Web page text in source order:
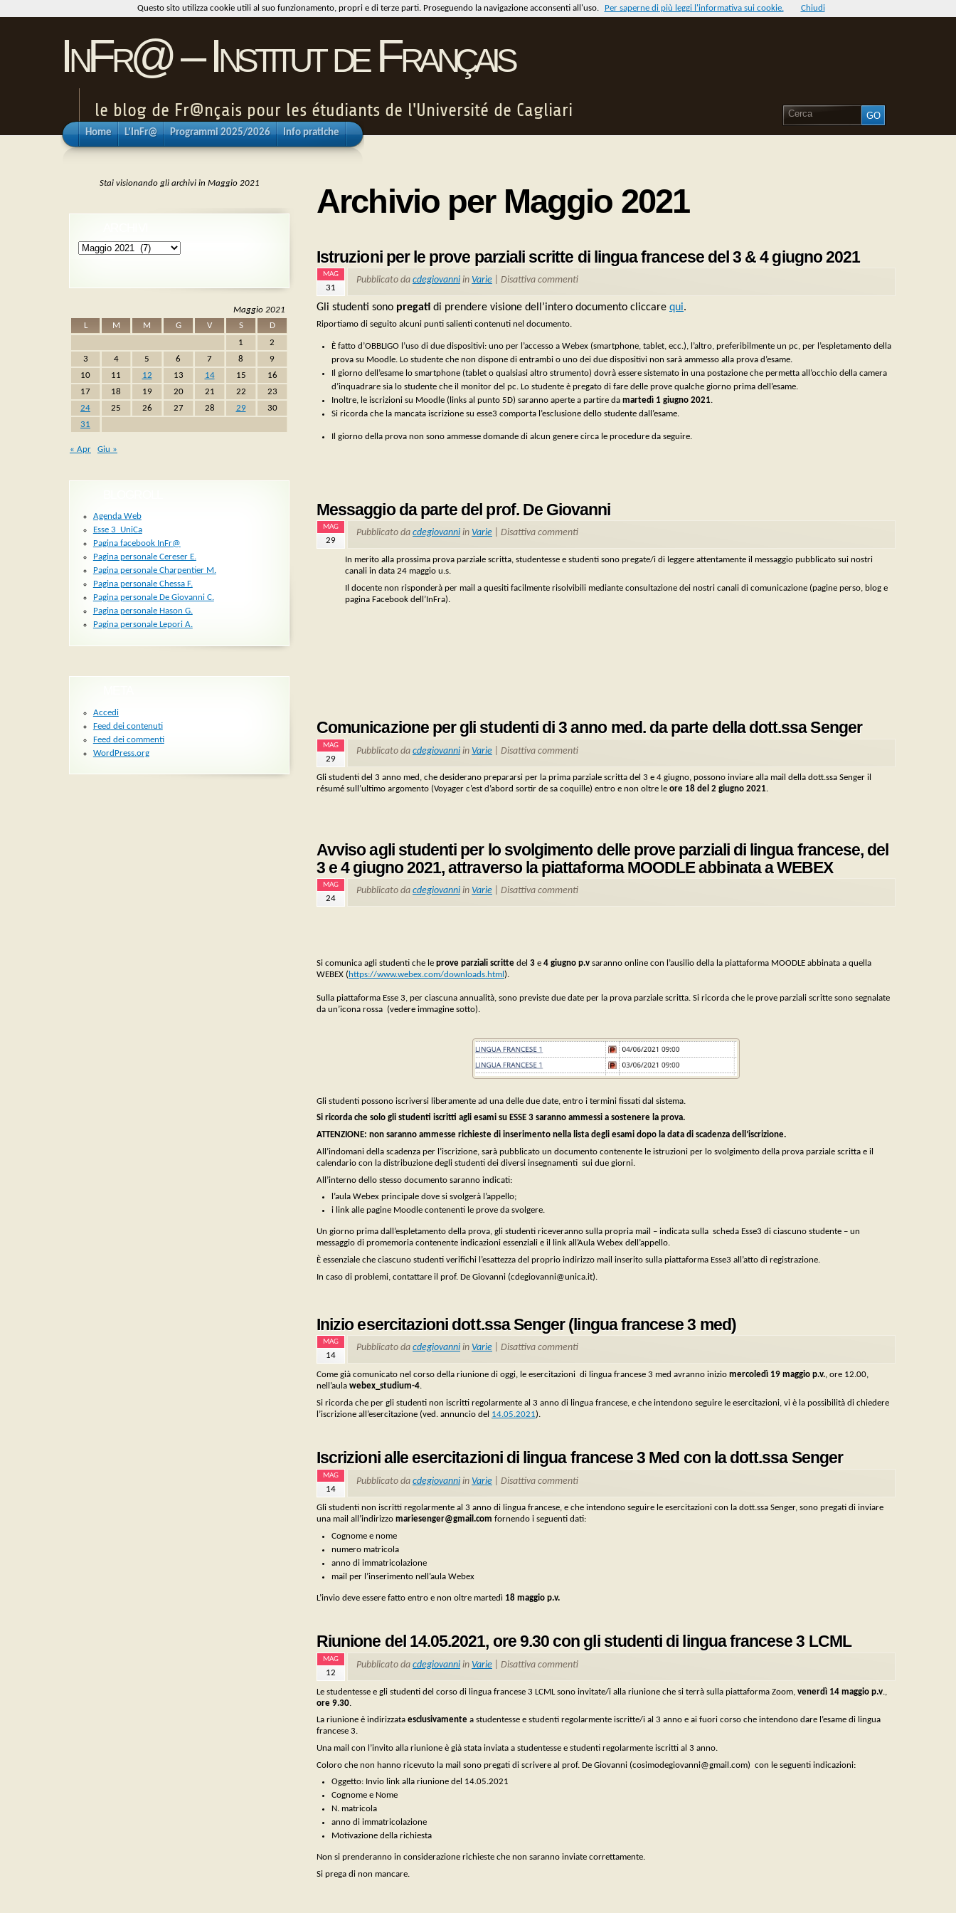
InFr@ – Institut de Français
le blog de Fr@nçais pour les étudiants de l'Université de Cagliari
Home L’InFr@ Programmi 2025/2026 Info pratiche
Archivio per Maggio 2021
Istruzioni per le prove parziali scritte di lingua francese del 3 & 4 giugno 2021
MAG
31
Pubblicato da cdegiovanni in Varie Disattiva commenti
Gli studenti sono pregati di prendere visione dell’intero documento cliccare qui.
Riportiamo di seguito alcuni punti salienti contenuti nel documento.
È fatto d’OBBLIGO l’uso di due dispositivi: uno per l’accesso a Webex (smartphone, tablet, ecc.), l’altro, preferibilmente un pc, per l’espletamento della
prova su Moodle. Lo studente che non dispone di entrambi o uno dei due dispositivi non sarà ammesso alla prova d’esame.
Il giorno dell’esame lo smartphone (tablet o qualsiasi altro strumento) dovrà essere sistemato in una postazione che permetta all’occhio della camera
d’inquadrare sia lo studente che il monitor del pc. Lo studente è pregato di fare delle prove qualche giorno prima dell’esame.
Inoltre, le iscrizioni su Moodle (links al punto 5D) saranno aperte a partire damartedì 1 giugno 2021.
Si ricorda che la mancata iscrizione su esse3 comporta l’esclusione dello studente dall’esame.
Il giorno della prova non sono ammesse domande di alcun genere circa le procedure da seguire.
Messaggio da parte del prof. De Giovanni
MAG
29
Pubblicato da cdegiovanni in Varie Disattiva commenti
In merito alla prossima prova parziale scritta, studentesse e studenti sono pregate/i di leggere attentamente il messaggio pubblicato sui nostri
canali in data 24 maggio u.s.
Il docente non risponderà per mail a quesiti facilmente risolvibili mediante consultazione dei nostri canali di comunicazione (pagine perso, blog e
pagina Facebook dell’InFra).
Comunicazione per gli studenti di 3 anno med. da parte della dott.ssa Senger
MAG
29
Pubblicato da cdegiovanni in Varie Disattiva commenti
Gli studenti del 3 anno med, che desiderano prepararsi per la prima parziale scritta del 3 e 4 giugno, possono inviare alla mail della dott.ssa Senger il
résumé sull’ultimo argomento (Voyager c’est d’abord sortir de sa coquille) entro e non oltre le ore 18 del 2 giugno 2021.
Avviso agli studenti per lo svolgimento delle prove parziali di lingua francese, del
3 e 4 giugno 2021, attraverso la piattaforma MOODLE abbinata a WEBEX
MAG
24
Pubblicato da cdegiovanni in Varie Disattiva commenti
Si comunica agli studenti che le prove parziali scritte del 3 e 4 giugno p.v saranno online con l’ausilio della la piattaforma MOODLE abbinata a quella
WEBEX ( https://www.webex.com/downloads.html ).
Sulla piattaforma Esse 3, per ciascuna annualità, sono previste due date per la prova parziale scritta. Si ricorda che le prove parziali scritte sono segnalate
da un’icona rossa (vedere immagine sotto).
Gli studenti possono iscriversi liberamente ad una delle due date, entro i termini fissati dal sistema.
Si ricorda che solo gli studenti iscritti agli esami su ESSE 3 saranno ammessi a sostenere la prova.
ATTENZIONE: non saranno ammesse richieste di inserimento nella lista degli esami dopo la data di scadenza dell’iscrizione.
All’indomani della scadenza per l’iscrizione, sarà pubblicato un documento contenente le istruzioni per lo svolgimento della prova parziale scritta e il
calendario con la distribuzione degli studenti dei diversi insegnamenti sui due giorni.
All’interno dello stesso documento saranno indicati:
l’aula Webex principale dove si svolgerà l’appello;
i link alle pagine Moodle contenenti le prove da svolgere.
Un giorno prima dall’espletamento della prova, gli studenti riceveranno sulla propria mail – indicata sulla scheda Esse3 di ciascuno studente – un
messaggio di promemoria contenente indicazioni essenziali e il link all’Aula Webex dell’appello.
È essenziale che ciascuno studenti verifichi l’esattezza del proprio indirizzo mail inserito sulla piattaforma Esse3 all’atto di registrazione.
In caso di problemi, contattare il prof. De Giovanni (cdegiovanni@unica.it).
Inizio esercitazioni dott.ssa Senger (lingua francese 3 med)
MAG
14
Pubblicato da cdegiovanni in Varie Disattiva commenti
Come già comunicato nel corso della riunione di oggi, le esercitazioni di lingua francese 3 med avranno inizio mercoledì 19 maggio p.v., ore 12.00,
nell’aula webex_studium-4.
Si ricorda che per gli studenti non iscritti regolarmente al 3 anno di lingua francese, e che intendono seguire le esercitazioni, vi è la possibilità di chiedere
l’iscrizione all’esercitazione (ved. annuncio del 14.05.2021).
Iscrizioni alle esercitazioni di lingua francese 3 Med con la dott.ssa Senger
MAG
14
Pubblicato da cdegiovanni in Varie Disattiva commenti
Gli studenti non iscritti regolarmente al 3 anno di lingua francese, e che intendono seguire le esercitazioni con la dott.ssa Senger, sono pregati di inviare
una mail all’indirizzo mariesenger@gmail.com fornendo i seguenti dati:
Cognome e nome
numero matricola
anno di immatricolazione
mail per l’inserimento nell’aula Webex
L’invio deve essere fatto entro e non oltre martedì 18 maggio p.v.
Riunione del 14.05.2021, ore 9.30 con gli studenti di lingua francese 3 LCML
MAG
12
Pubblicato da cdegiovanni in Varie Disattiva commenti
Le studentesse e gli studenti del corso di lingua francese 3 LCML sono invitate/i alla riunione che si terrà sulla piattaforma Zoom, venerdì 14 maggio p.v.,
ore 9.30.
La riunione è indirizzata esclusivamente a studentesse e studenti regolarmente iscritte/i al 3 anno e ai fuori corso che intendono dare l’esame di lingua
francese 3.
Una mail con l’invito alla riunione è già stata inviata a studentesse e studenti regolarmente iscritti al 3 anno.
Coloro che non hanno ricevuto la mail sono pregati di scrivere al prof. De Giovanni (cosimodegiovanni@gmail.com) con le seguenti indicazioni:
Oggetto: Invio link alla riunione del 14.05.2021
Cognome e Nome
N. matricola
anno di immatricolazione
Motivazione della richiesta
Non si prenderanno in considerazione richieste che non saranno inviate correttamente.
Si prega di non mancare.
Stai visionando gli archivi in Maggio 2021
Archivi
Maggio 2021
L
M M G V S
D
1
2
3
4 5 6 7 8
9
10
11 12 13 14 15
16
17
18 19 20 21 22
23
24
25 26 27 28 29
30
31
« Apr Giu »
Agenda Web
Esse 3_UniCa
Pagina facebook InFr@
Pagina personale Cereser E.
Pagina personale Charpentier M.
Pagina personale Chessa F.
Pagina personale De Giovanni C.
Pagina personale Hason G.
Pagina personale Lepori A.
Accedi
Feed dei contenuti
Feed dei commenti
WordPress.org
Questo sito utilizza cookie utili al suo funzionamento, propri e di terze parti. Proseguendo la navigazione acconsenti all'uso. Per saperne di più leggi l'informativa sui cookie. Chiudi